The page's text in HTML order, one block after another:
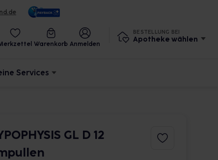
Warenkorb Anmelden
BESTELLUNG BEI
Apotheke wählen
Services
GL D 12